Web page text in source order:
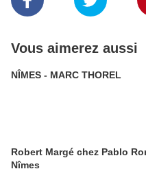
Vous aimerez aussi
NÎMES - MARC THOREL
Robert Margé chez Pablo
Nîmes